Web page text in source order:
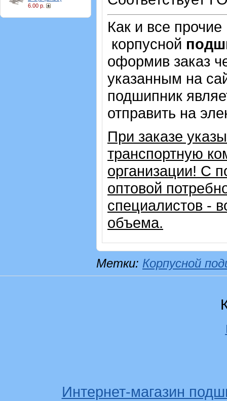
6.00 р.
Как и все
корпусной
оформив заказ
указанным на
подшипник
отправить на
При заказе
транспортную
организации! С
оптовой
специалистов -
объема.
Метки: Корпусной
Интернет-магазин